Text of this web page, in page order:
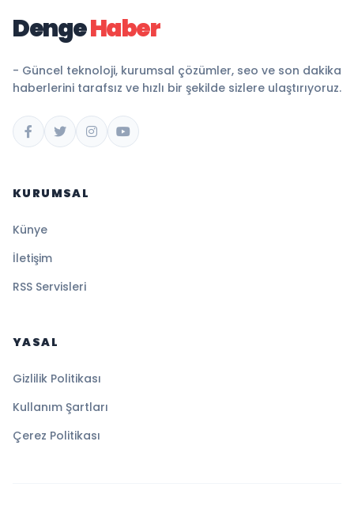
DengeHaber
- Güncel teknoloji, kurumsal çözümler, seo ve son dakika
haberlerini tarafsız ve hızlı bir şekilde sizlere ulaştırıyoruz.
KURUMSAL
Künye
İletişim
RSS Servisleri
YASAL
Gizlilik Politikası
Kullanım Şartları
Çerez Politikası